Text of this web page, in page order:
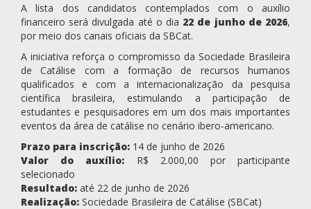
A lista dos candidatos contemplados com o auxílio
financeiro será divulgada até o dia 22 de junho de 2026,
por meio dos canais oficiais da SBCat.
A iniciativa reforça o compromisso da Sociedade Brasileira
de Catálise com a formação de recursos humanos
qualificados e com a internacionalização da pesquisa
científica brasileira, estimulando a participação de
estudantes e pesquisadores em um dos mais importantes
eventos da área de catálise no cenário ibero-americano.
Prazo para inscrição: 14 de junho de 2026
Valor do auxílio: R$ 2.000,00 por participante
selecionado
Resultado: até 22 de junho de 2026
Realização: Sociedade Brasileira de Catálise (SBCat)